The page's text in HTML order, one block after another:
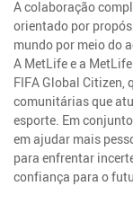
A colaboração
orientado por
mundo por meio do
A MetLife e a
FIFA Global Citizen,
comunitárias que
esporte. Em
em ajudar mais
para enfrentar
confiança para o